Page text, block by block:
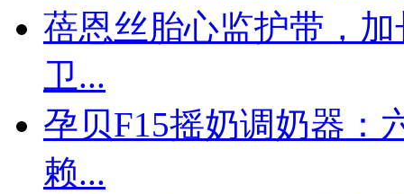
蓓恩丝胎心监护带，
卫...
孕贝F15摇奶调奶器：
赖...